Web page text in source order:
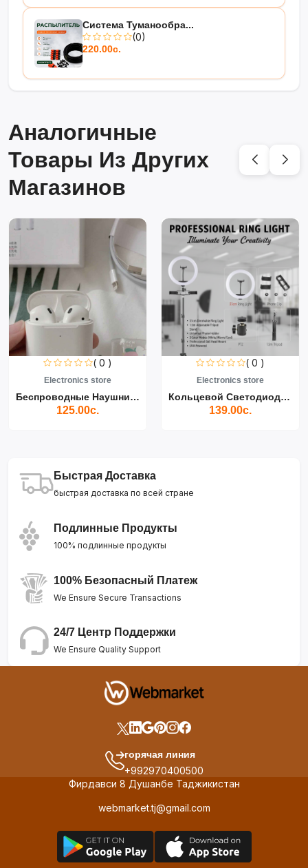
Система Туманообра...
(0)
220.00с.
Аналогичные
Товары Из Других
Магазинов
( 0 )
Electronics store
Беспроводные Наушники Air...
125.00с.
( 0 )
Electronics store
Кольцевой Светодиодный Св...
139.00с.
Быстрая Доставка
быстрая доставка по всей стране
Подлинные Продукты
100% подлинные продукты
100% Безопасный Платеж
We Ensure Secure Transactions
24/7 Центр Поддержки
We Ensure Quality Support
горячая линия
+992970400500
Фирдавси 8 Душанбе Таджикистан
webmarket.tj@gmail.com